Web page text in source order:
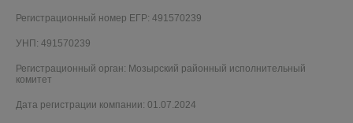
Регистрационный номер ЕГР: 491570239
УНП: 491570239
Регистрационный орган: Мозырский районный исполнительный
комитет
Дата регистрации компании: 01.07.2024